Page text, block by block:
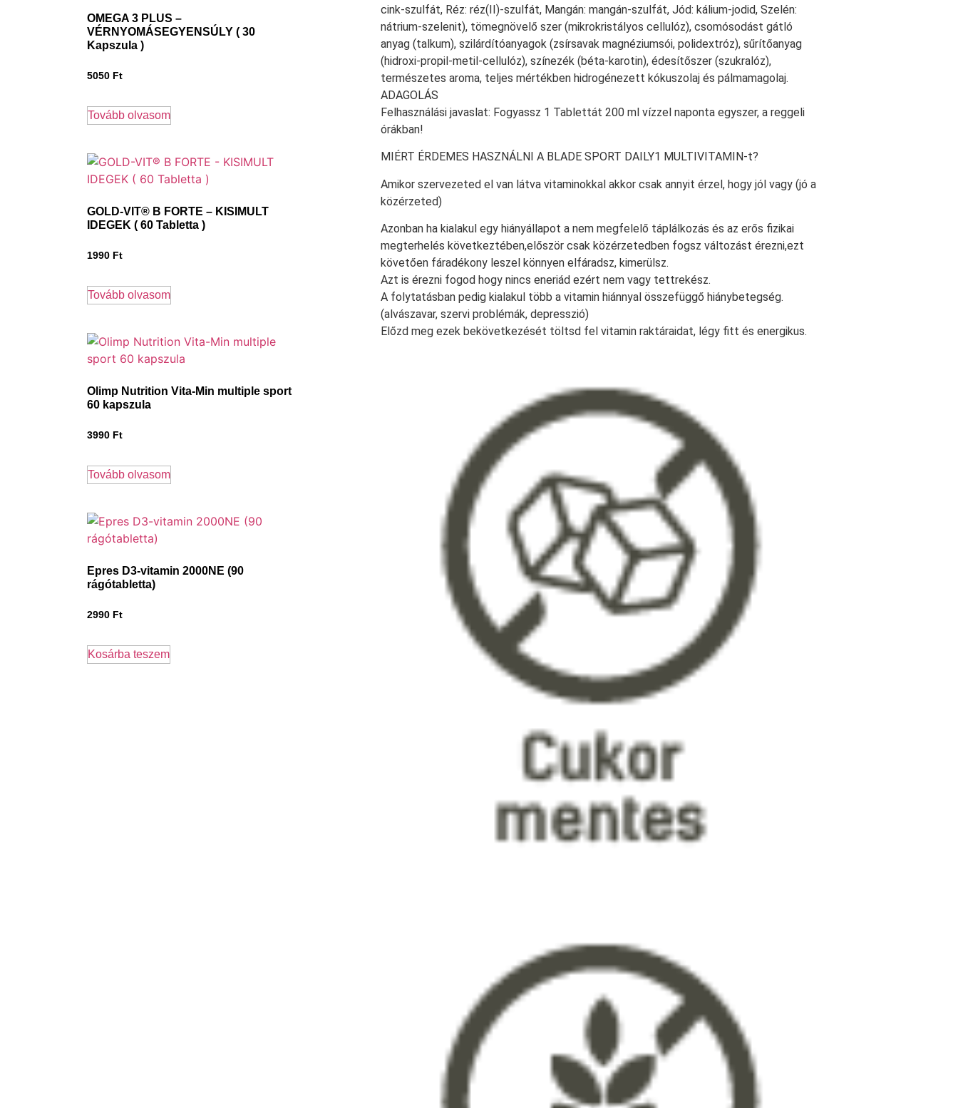
OMEGA 3 PLUS –
VÉRNYOMÁSEGYENSÚLY ( 30
Kapszula )
5050 Ft
Tovább olvasom
GOLD-VIT® B FORTE – KISIMULT
IDEGEK ( 60 Tabletta )
1990 Ft
Tovább olvasom
Olimp Nutrition Vita-Min multiple sport
60 kapszula
3990 Ft
Tovább olvasom
Epres D3-vitamin 2000NE (90
rágótabletta)
2990 Ft
Kosárba teszem
cink-szulfát, Réz: réz(II)-szulfát, Mangán: mangán-szulfát, Jód: kálium-jodid, Szelén:
nátrium-szelenit), tömegnövelő szer (mikrokristályos cellulóz), csomósodást gátló
anyag (talkum), szilárdítóanyagok (zsírsavak magnéziumsói, polidextróz), sűrítőanyag
(hidroxi-propil-metil-cellulóz), színezék (béta-karotin), édesítőszer (szukralóz),
természetes aroma, teljes mértékben hidrogénezett kókuszolaj és pálmamagolaj.
ADAGOLÁS
Felhasználási javaslat: Fogyassz 1 Tablettát 200 ml vízzel naponta egyszer, a reggeli
órákban!
MIÉRT ÉRDEMES HASZNÁLNI A BLADE SPORT DAILY1 MULTIVITAMIN-t?
Amikor szervezeted el van látva vitaminokkal akkor csak annyit érzel, hogy jól vagy (jó a
közérzeted)
Azonban ha kialakul egy hiányállapot a nem megfelelő táplálkozás és az erős fizikai
megterhelés következtében,először csak közérzetedben fogsz változást érezni,ezt
követően fáradékony leszel könnyen elfáradsz, kimerülsz.
Azt is érezni fogod hogy nincs eneriád ezért nem vagy tettrekész.
A folytatásban pedig kialakul több a vitamin hiánnyal összefüggő hiánybetegség.
(alvászavar, szervi problémák, depresszió)
Előzd meg ezek bekövetkezését töltsd fel vitamin raktáraidat, légy fitt és energikus.